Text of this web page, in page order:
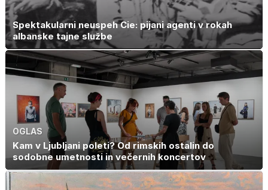
Spektakularni neuspeh Cie: pijani agenti v rokah
albanske tajne službe
OGLAS
Kam v Ljubljani poleti? Od rimskih ostalin do
sodobne umetnosti in večernih koncertov